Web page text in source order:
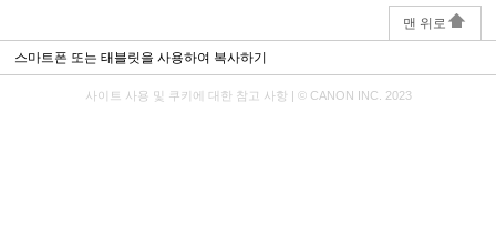
맨 위로
스마트폰 또는 태블릿을 사용하여 복사하기
사이트 사용 및 쿠키에 대한 참고 사항 © CANON INC. 2023